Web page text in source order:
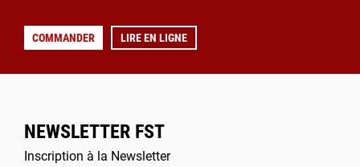
COMMANDER LIRE EN LIGNE
NEWSLETTER FST
Inscription à la Newsletter